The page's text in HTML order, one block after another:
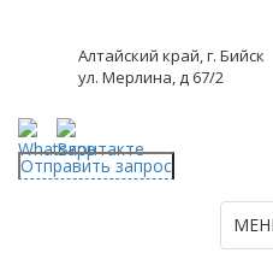
Алтайский край, г. Бийск
ул. Мерлина, д 67/2
Отправить запрос